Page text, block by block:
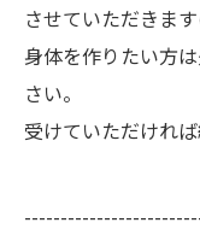
させていただきま
身体を作りたい方
さい。
受けていただけれ